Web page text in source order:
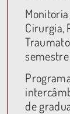
Cirurgia,
de